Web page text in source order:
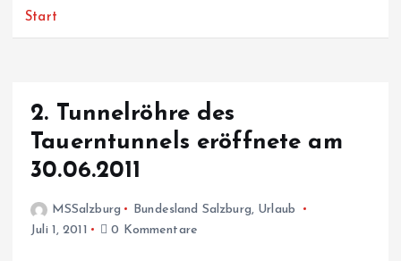
Start
2. Tunnelröhre des
Tauerntunnels eröffnete am
30.06.2011
MSSalzburg Bundesland Salzburg, Urlaub
Juli 1, 2011
0 Kommentare